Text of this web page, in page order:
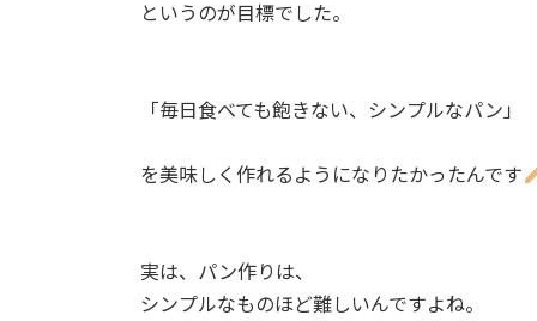
というのが目標でした。⁡
「毎日食べても飽きない、シンプルなパン」⁡
を美味しく作れるようになりたかったんです
実は、パン作りは、⁡
シンプルなものほど難しいんですよね。⁡